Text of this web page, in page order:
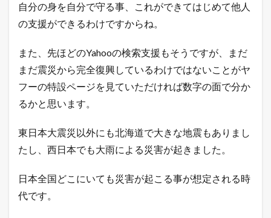
の
ア
数
獲
得
で
る
を
全
自分の身を自分で守る事、これができてはじめて他人
の支援ができるわけですからね。
また、先ほどのYahooの検索支援もそうですが、まだ
まだ震災から完全復興しているわけではないことがヤ
フーの特設ページを見ていただければ数字の面で分か
るかと思います。
東日本大震災以外にも北海道で大きな地震もありまし
たし、西日本でも大雨による災害が起きました。
日本全国どこにいても災害が起こる事が想定される時
代です。